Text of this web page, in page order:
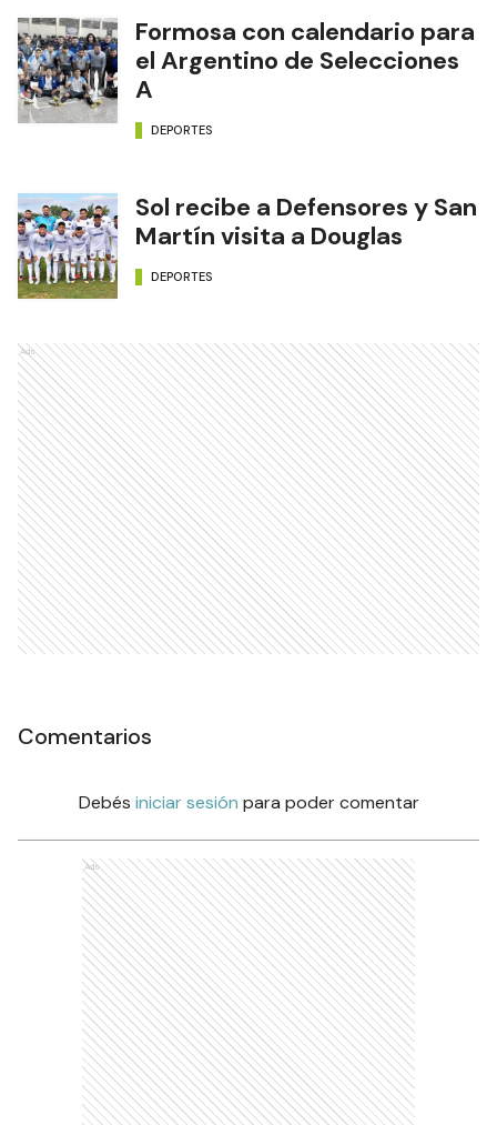
Formosa con calendario para
el Argentino de Selecciones
A
DEPORTES
Sol recibe a Defensores y San
Martín visita a Douglas
DEPORTES
Ads
Comentarios
Debés iniciar sesión para poder comentar
Ads